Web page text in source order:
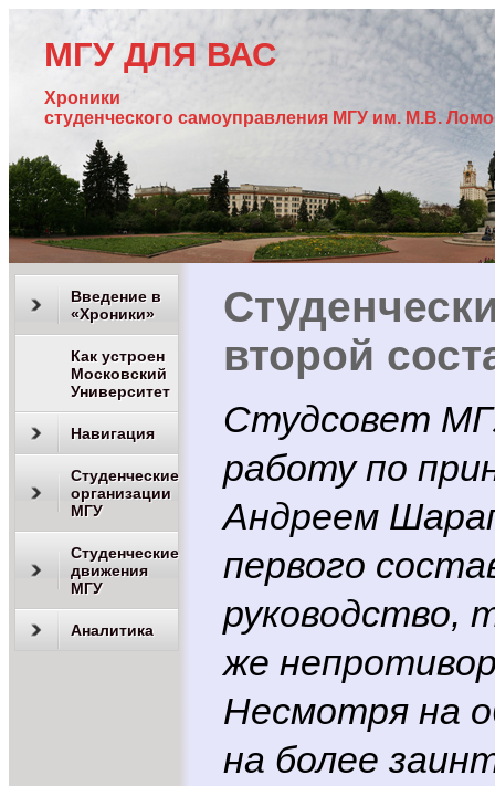
МГУ ДЛЯ ВАС
Хроники
студенческого самоуправления МГУ им. М.В.
Введение в
«Хроники»
Как устроен
Московский
Университет
Навигация
Студенческие
организации
МГУ
Студенческие
движения
МГУ
Аналитика
второй
Студсовет
работу по
Андреем
первого
руководство,
же
Несмотря на
на более